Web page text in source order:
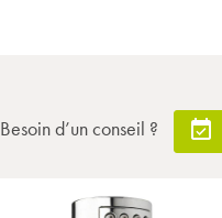
Besoin d’un conseil ?